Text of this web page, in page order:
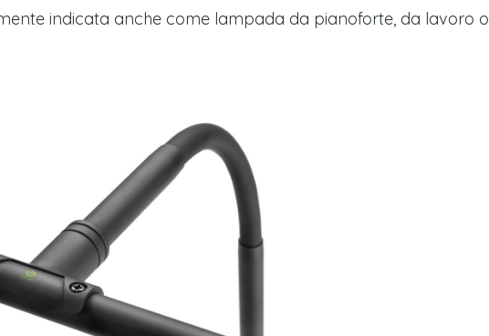
indicata anche come lampada da pianoforte, da lavoro o